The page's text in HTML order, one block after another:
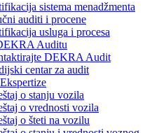
sistema menadžmenta
auditi i procene
usluga i procesa
Auditu
DEKRA Audit
centar za audit
o stanju vozila
o vrednosti vozila
o šteti na vozilu